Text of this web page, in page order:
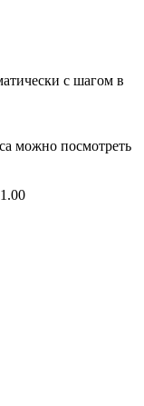
с шагом в
можно посмотреть